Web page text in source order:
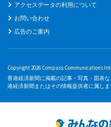
アクセスデータの利用について
お問い合わせ
広告のご案内
Copyright 2026 Compass Communications
香港経済新聞に掲載の記事・写真・図表
港経済新聞またはその情報提供者に属しま